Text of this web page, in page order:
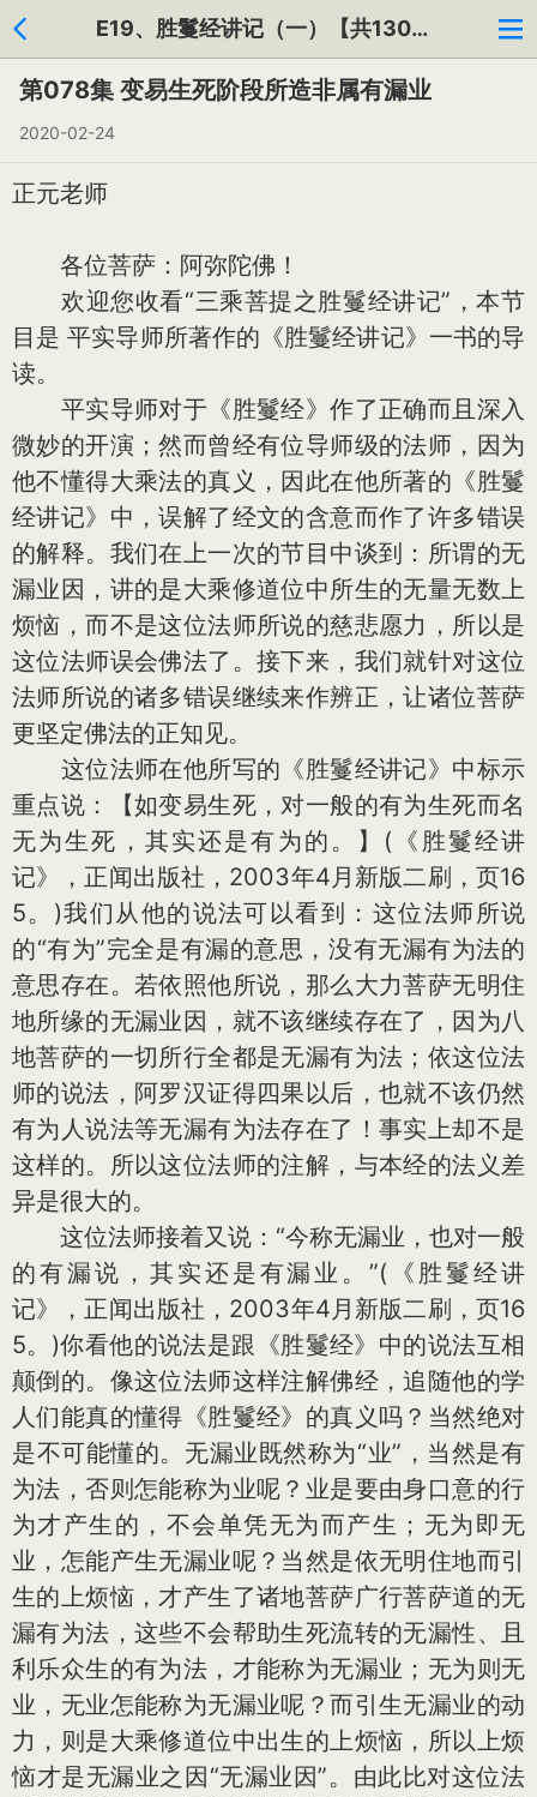
E19、胜鬘经讲记（一）【共130集】
第078集 变易生死阶段所造非属有漏业
2020-02-24
正元老师
各位菩萨：阿弥陀佛！
欢迎您收看“三乘菩提之胜鬘经讲记”，本节
目是 平实导师所著作的《胜鬘经讲记》一书的导
读。
平实导师对于《胜鬘经》作了正确而且深入
微妙的开演；然而曾经有位导师级的法师，因为
他不懂得大乘法的真义，因此在他所著的《胜鬘
经讲记》中，误解了经文的含意而作了许多错误
的解释。我们在上一次的节目中谈到：所谓的无
漏业因，讲的是大乘修道位中所生的无量无数上
烦恼，而不是这位法师所说的慈悲愿力，所以是
这位法师误会佛法了。接下来，我们就针对这位
法师所说的诸多错误继续来作辨正，让诸位菩萨
更坚定佛法的正知见。
这位法师在他所写的《胜鬘经讲记》中标示
重点说：【如变易生死，对一般的有为生死而名
无为生死，其实还是有为的。】(《胜鬘经讲
记》，正闻出版社，2003年4月新版二刷，页16
5。)我们从他的说法可以看到：这位法师所说
的“有为”完全是有漏的意思，没有无漏有为法的
意思存在。若依照他所说，那么大力菩萨无明住
地所缘的无漏业因，就不该继续存在了，因为八
地菩萨的一切所行全都是无漏有为法；依这位法
师的说法，阿罗汉证得四果以后，也就不该仍然
有为人说法等无漏有为法存在了！事实上却不是
这样的。所以这位法师的注解，与本经的法义差
异是很大的。
这位法师接着又说：“今称无漏业，也对一般
的有漏说，其实还是有漏业。”(《胜鬘经讲
记》，正闻出版社，2003年4月新版二刷，页16
5。)你看他的说法是跟《胜鬘经》中的说法互相
颠倒的。像这位法师这样注解佛经，追随他的学
人们能真的懂得《胜鬘经》的真义吗？当然绝对
是不可能懂的。无漏业既然称为“业”，当然是有
为法，否则怎能称为业呢？业是要由身口意的行
为才产生的，不会单凭无为而产生；无为即无
业，怎能产生无漏业呢？当然是依无明住地而引
生的上烦恼，才产生了诸地菩萨广行菩萨道的无
漏有为法，这些不会帮助生死流转的无漏性、且
利乐众生的有为法，才能称为无漏业；无为则无
业，无业怎能称为无漏业呢？而引生无漏业的动
力，则是大乘修道位中出生的上烦恼，所以上烦
恼才是无漏业之因“无漏业因”。由此比对这位法